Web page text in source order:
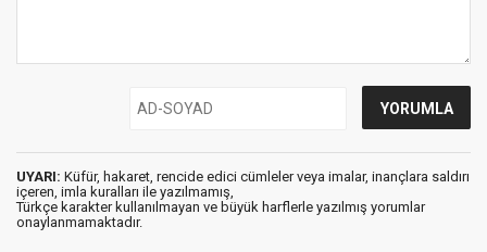
UYARI: Küfür, hakaret, rencide edici cümleler veya imalar, inançlara saldırı
içeren, imla kuralları ile yazılmamış,
Türkçe karakter kullanılmayan ve büyük harflerle yazılmış yorumlar
onaylanmamaktadır.